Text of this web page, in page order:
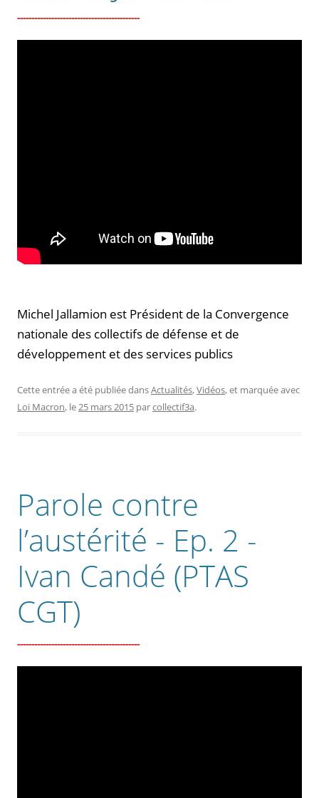
Michel Jallamion est Président de la Convergence
nationale des collectifs de défense et de
développement et des services publics
Cette entrée a été publiée dansActualités,Vidéos, et marquée avec
Loi Macron, le 25 mars 2015 parcollectif3a.
Parole contre
l’austérité - Ep. 2 -
Ivan Candé (PTAS
CGT)